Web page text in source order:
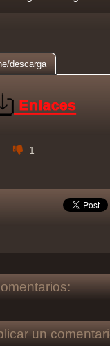
descarga
1
un